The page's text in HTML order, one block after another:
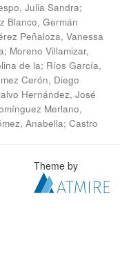
Julia Sandra;
Blanco, Germán
Peñaloza, Vanessa
; Moreno Villamizar,
de la; Ríos García,
Cerón, Diego
Hernández, José
Merlano,
Anabella; Castro
Theme by